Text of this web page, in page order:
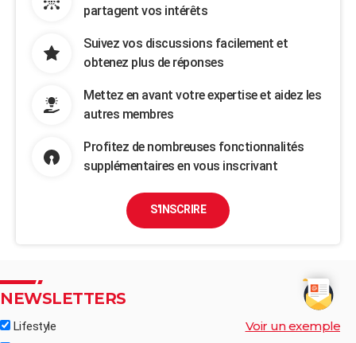
partagent vos intérêts
Suivez vos discussions facilement et
obtenez plus de réponses
Mettez en avant votre expertise et aidez les
autres membres
Profitez de nombreuses fonctionnalités
supplémentaires en vous inscrivant
S'INSCRIRE
NEWSLETTERS
Lifestyle Voir un exemple